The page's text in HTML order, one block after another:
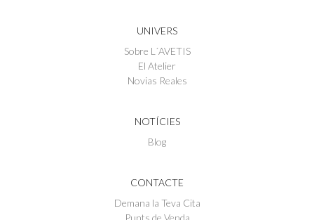
UNIVERS
Sobre L´AVETIS
El Atelier
Novias Reales
NOTÍCIES
Blog
CONTACTE
Demana la Teva Cita
Punts de Venda